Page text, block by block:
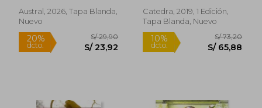
Austral, 2026, Tapa Blanda,
Nuevo
Catedra, 2019, 1 Edición,
Tapa Blanda, Nuevo